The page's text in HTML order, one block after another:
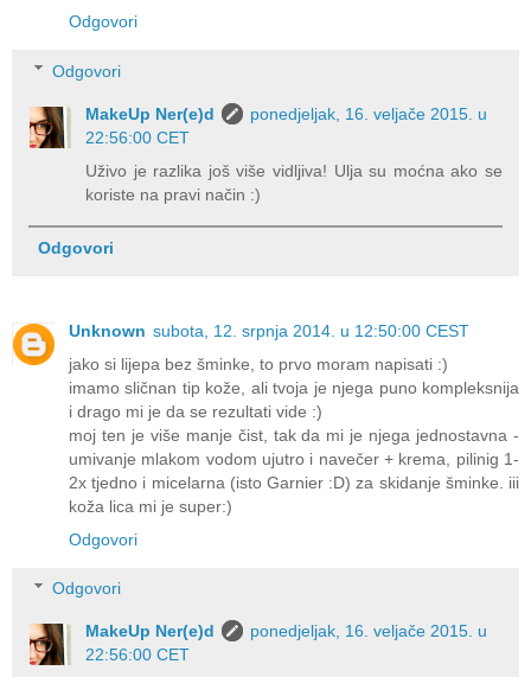
Odgovori
Odgovori
MakeUp Ner(e)d
ponedjeljak, 16. veljače 2015. u
22:56:00 CET
Uživo je razlika još više vidljiva! Ulja su moćna ako se
koriste na pravi način :)
Odgovori
Unknown subota, 12. srpnja 2014. u 12:50:00 CEST
jako si lijepa bez šminke, to prvo moram napisati :)
imamo sličnan tip kože, ali tvoja je njega puno kompleksnija
i drago mi je da se rezultati vide :)
moj ten je više manje čist, tak da mi je njega jednostavna -
umivanje mlakom vodom ujutro i navečer + krema, pilinig 1-
2x tjedno i micelarna (isto Garnier :D) za skidanje šminke. iii
koža lica mi je super:)
Odgovori
Odgovori
MakeUp Ner(e)d
ponedjeljak, 16. veljače 2015. u
22:56:00 CET